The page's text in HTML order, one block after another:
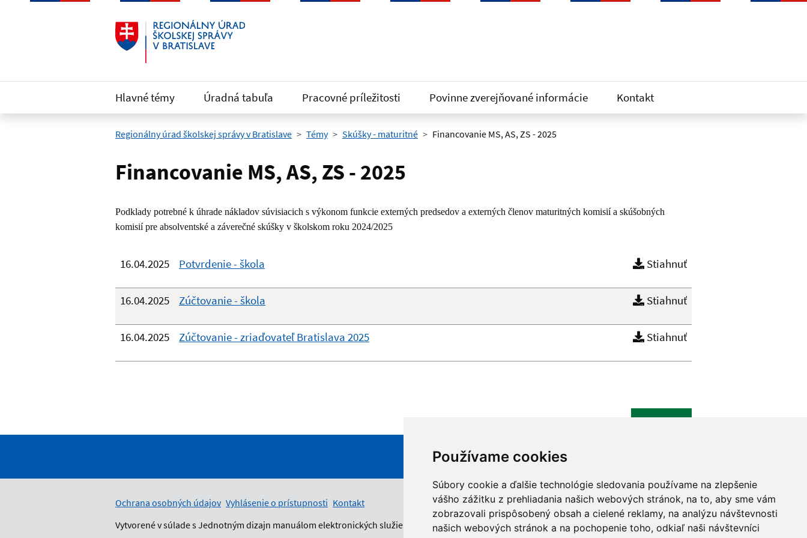
Používame cookies
Súbory cookie a ďalšie technológie sledovania používame na zlepšenie
vášho zážitku z prehliadania našich webových stránok, na to, aby sme vám
zobrazovali prispôsobený obsah a cielené reklamy, na analýzu návštevnosti
našich webových stránok a na pochopenie toho, odkiaľ naši návštevníci
Preskočiť na hlavný obsah
Hlavné témy Úradná tabuľa Pracovné príležitosti Povinne zverejňované informácie Kontakt
Regionálny úrad školskej správy v Bratislave Témy Skúšky - maturitné Financovanie MS, AS, ZS - 2025
Financovanie MS, AS, ZS - 2025
Podklady potrebné k úhrade nákladov súvisiacich s výkonom funkcie externých predsedov a externých členov maturitných komisií a skúšobných
komisií pre absolventské a záverečné skúšky v školskom roku 2024/2025
16.04.2025 Potvrdenie - škola Stiahnuť
16.04.2025 Zúčtovanie - škola Stiahnuť
16.04.2025 Zúčtovanie - zriaďovateľ Bratislava 2025 Stiahnuť
Hore
Našli ste na stránke chybu?
Ochrana osobných údajov Vyhlásenie o prístupnosti Kontakt
Vytvorené v súlade s Jednotným dizajn manuálom elektronických služieb.